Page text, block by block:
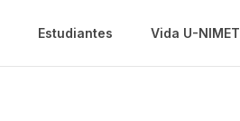
Estudiantes Vida U-NIMET